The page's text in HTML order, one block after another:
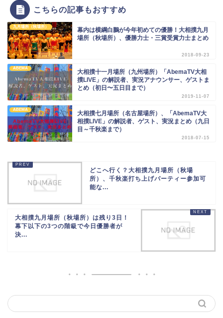
こちらの記事もおすすめ
九月場所（秋場所）
幕内は横綱白鵬が今年初めての優勝！大相撲九月
場所（秋場所）、優勝力士・三賞受賞力士まとめ
2018-09-23
ABEMA
大相撲十一月場所（九州場所）「AbemaTV大相
撲LIVE」の解説者、実況アナウンサー、ゲストま
とめ（初日〜五日目まで）
2019-11-07
ABEMA
大相撲七月場所（名古屋場所）、「AbemaTV大
相撲LIVE」の解説者、ゲスト、実況まとめ（九日
目～千秋楽まで）
2018-07-15
どこへ行く？大相撲九月場所（秋場
所）、千秋楽打ち上げパーティー参加可
能な...
大相撲九月場所（秋場所）は残り3日！
幕下以下の3つの階級で今日優勝者が
決...